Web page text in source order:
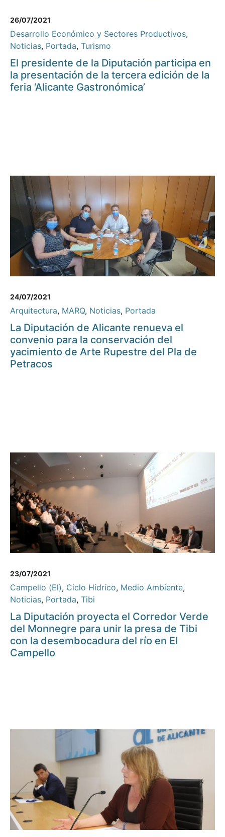
26/07/2021
Desarrollo Económico y Sectores Productivos,
Noticias, Portada, Turismo
El presidente de la Diputación participa en
la presentación de la tercera edición de la
feria ‘Alicante Gastronómica’
24/07/2021
Arquitectura, MARQ, Noticias, Portada
La Diputación de Alicante renueva el
convenio para la conservación del
yacimiento de Arte Rupestre del Pla de
Petracos
23/07/2021
Campello (El), Ciclo Hidríco, Medio Ambiente,
Noticias, Portada, Tibi
La Diputación proyecta el Corredor Verde
del Monnegre para unir la presa de Tibi
con la desembocadura del río en El
Campello